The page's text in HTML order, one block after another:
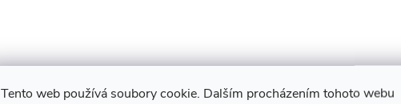
Tento web používá soubory cookie. Dalším procházením tohoto webu